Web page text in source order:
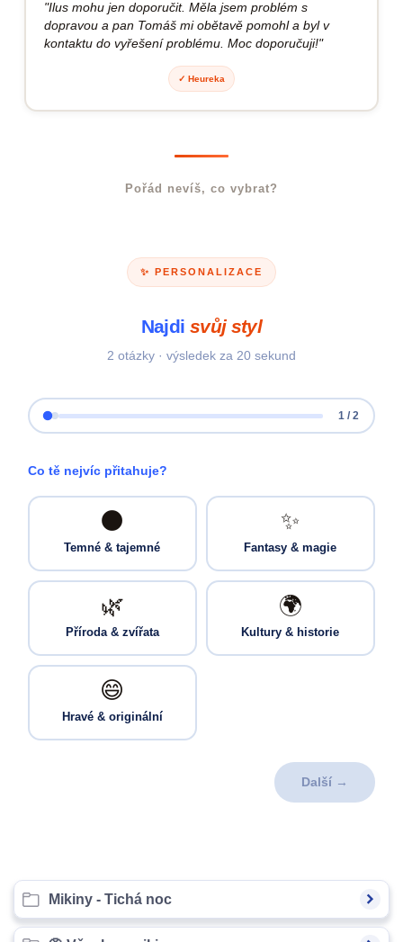
Ilus mohu jen doporučit. Měla jsem problém s
dopravou a pan Tomáš mi obětavě pomohl a byl v
kontaktu do vyřešení problému. Moc doporučuji!
✓ Heureka
Pořád nevíš, co vybrat?
✨ PERSONALIZACE
Najdi svůj styl
2 otázky · výsledek za 20 sekund
1 / 2
Co tě nejvíc přitahuje?
🌑
Temné & tajemné
✨
Fantasy & magie
🌿
Příroda & zvířata
🌍
Kultury & historie
😄
Hravé & originální
Další →
Mikiny - Tichá noc